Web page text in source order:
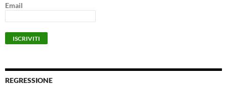
Email
REGRESSIONE